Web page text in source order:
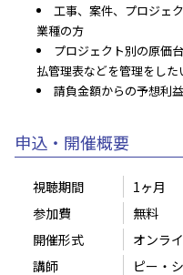
工事、案件、プロジェ
業種の方
プロジェクト別の原価
払管理表などを管理をし
請負金額からの予想利
申込・開催概要
視聴期間
1ヶ月
参加費
無料
開催形式
オンラ
講師
ピー・